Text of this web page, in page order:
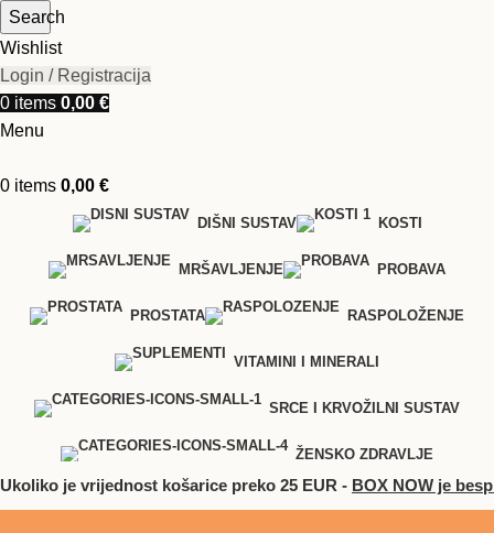
Search
Wishlist
Login / Registracija
0 items 0,00 €
Menu
0 items 0,00 €
DIŠNI SUSTAV KOSTI
MRŠAVLJENJE PROBAVA
PROSTATA RASPOLOŽENJE
VITAMINI I MINERALI
SRCE I KRVOŽILNI SUSTAV
ŽENSKO ZDRAVLJE
Proizvodi na popustu
je vrijednost košarice preko 25 EUR -BOX NOW je besplatan